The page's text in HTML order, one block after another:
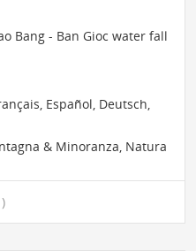
Bang - Ban Gioc water fall
Español, Deutsch,
& Minoranza, Natura